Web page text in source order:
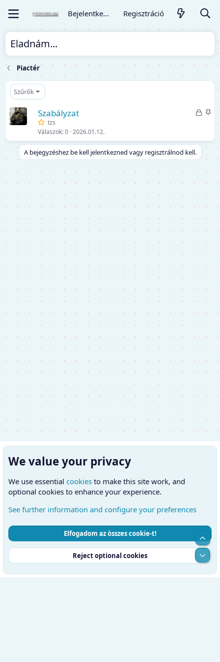
Bejelentkezés Regisztráció
Eladnám...
Piactér
Szűrők
Z
o
K
m
Szabályzat
tzs
Válaszok 0 2026.01.12.
A bejegyzéshez be kell jelentkezned vagy regisztrálnod kell.
Hungarian (HU)
Kapcsolatfelvétel
Feltételek és szabályok
Adatvédelmi szabályzat
Súgó
Kezdőlap
RSS
We value your privacy
We use essential cookies to make this site work, and
optional cookies to enhance your experience.
See further information and configure your preferences
Elfogadom az összes cookie-t!
Reject optional cookies
Top
Alul